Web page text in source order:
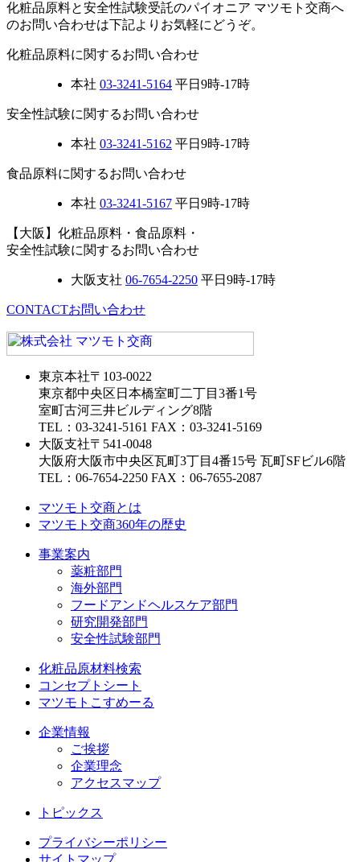
化粧品原料と安全性試験受託のパイオニア マツモト交商へ
のお問い合わせは下記よりお気軽にどうぞ。
化粧品原料に関するお問い合わせ
本社 03-3241-5164 平日9時-17時
安全性試験に関するお問い合わせ
本社 03-3241-5162 平日9時-17時
食品原料に関するお問い合わせ
本社 03-3241-5167 平日9時-17時
【大阪】化粧品原料・食品原料・
安全性試験に関するお問い合わせ
大阪支社 06-7654-2250 平日9時-17時
CONTACTお問い合わせ
東京本社〒103-0022
東京都中央区日本橋室町二丁目3番1号
室町古河三井ビルディング8階
TEL：03-3241-5161 FAX：03-3241-5169
大阪支社〒541-0048
大阪府大阪市中央区瓦町3丁目4番15号 瓦町SFビル6階
TEL：06-7654-2250 FAX：06-7655-2087
マツモト交商とは
マツモト交商360年の歴史
事業案内
薬粧部門
海外部門
フードアンドヘルスケア部門
研究開発部門
安全性試験部門
化粧品原材料検索
コンセプトシート
マツモトこすめーる
企業情報
ご挨拶
企業理念
アクセスマップ
トピックス
プライバシーポリシー
サイトマップ